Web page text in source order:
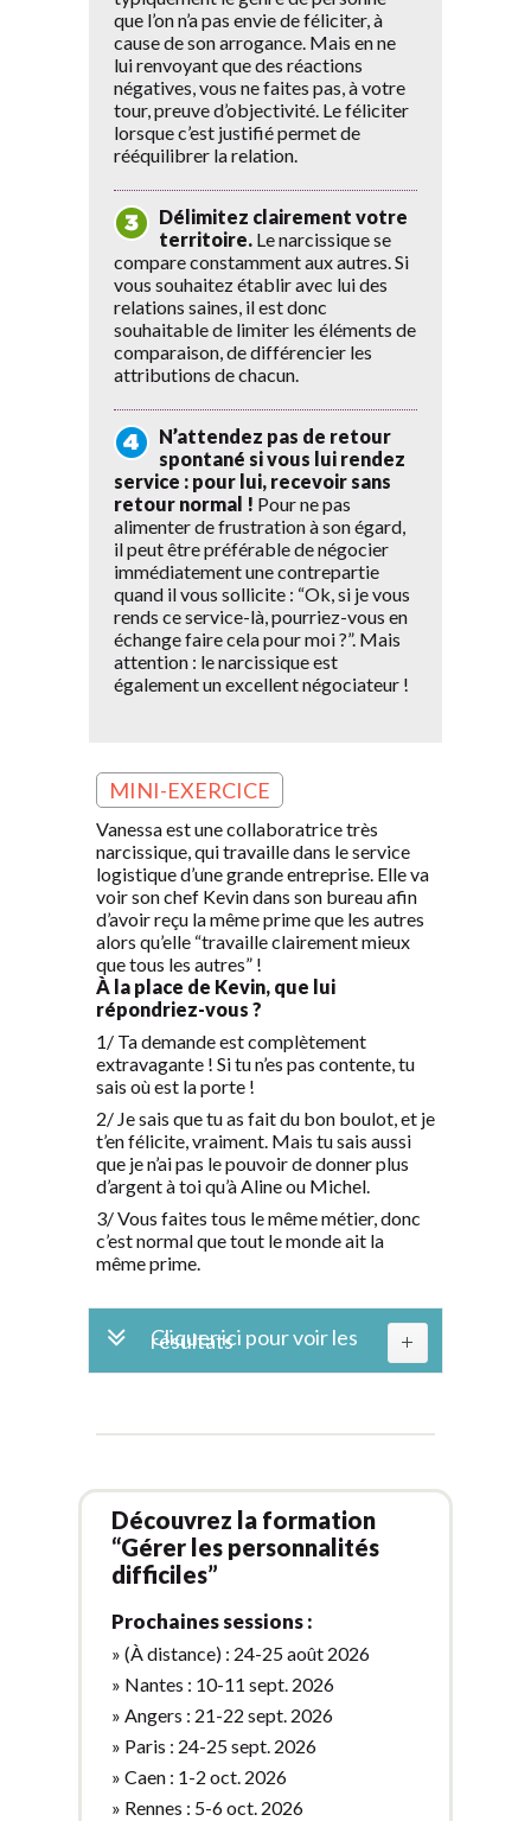
que l’on n’a pas envie de féliciter, à
cause de son arrogance. Mais en ne
lui renvoyant que des réactions
négatives, vous ne faites pas, à votre
tour, preuve d’objectivité. Le féliciter
lorsque c’est justifié permet de
rééquilibrer la relation.
Délimitez clairement votre
territoire. Le narcissique se
compare constamment aux autres. Si
vous souhaitez établir avec lui des
relations saines, il est donc
souhaitable de limiter les éléments de
comparaison, de différencier les
attributions de chacun.
N’attendez pas de retour
spontané si vous lui rendez
service : pour lui, recevoir sans
retour normal ! Pour ne pas
alimenter de frustration à son égard,
il peut être préférable de négocier
immédiatement une contrepartie
quand il vous sollicite : “Ok, si je vous
rends ce service-là, pourriez-vous en
échange faire cela pour moi ?”. Mais
attention : le narcissique est
également un excellent négociateur !
MINI-EXERCICE
Vanessa est une collaboratrice très
narcissique, qui travaille dans le service
logistique d’une grande entreprise. Elle va
voir son chef Kevin dans son bureau afin
d’avoir reçu la même prime que les autres
alors qu’elle “travaille clairement mieux
que tous les autres” !
À la place de Kevin, que lui
répondriez-vous ?
1/ Ta demande est complètement
extravagante ! Si tu n’es pas contente, tu
sais où est la porte !
2/ Je sais que tu as fait du bon boulot, et je
t’en félicite, vraiment. Mais tu sais aussi
que je n’ai pas le pouvoir de donner plus
d’argent à toi qu’à Aline ou Michel.
3/ Vous faites tous le même métier, donc
c’est normal que tout le monde ait la
même prime.
Cliquer ici pour voir les
résultats
Découvrez la formation
“Gérer les personnalités
difficiles”
Prochaines sessions :
» (À distance) : 24-25 août 2026
» Nantes : 10-11 sept. 2026
» Angers : 21-22 sept. 2026
» Paris : 24-25 sept. 2026
» Caen : 1-2 oct. 2026
» Rennes : 5-6 oct. 2026